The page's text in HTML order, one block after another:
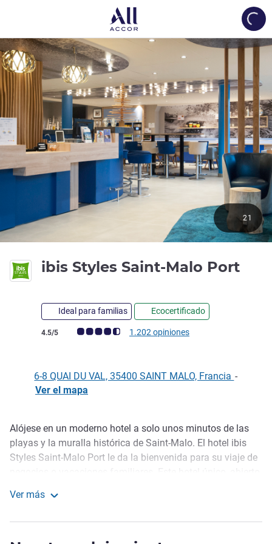
ibis Styles Saint-Malo Port3
Ideal para familias Ecocertificado
Nota de clientes de Avis (Clasificación de ALL)
4.5/5 1.202 opiniones
21
6-8 QUAI DU VAL, 35400 SAINT MALO, Francia -
Ver el mapa
Descripción
Alójese en un moderno hotel a solo unos minutos de las
playas y la muralla histórica de Saint-Malo. El hotel ibis
Styles Saint-Malo Port le da la bienvenida para su viaje de
adultos y 2 niños. Ya viaje por negocios u ocio, disfrute de
Ver más